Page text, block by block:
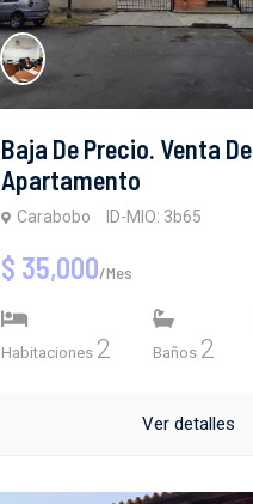
Baja De Precio. Venta
Apartamento
Carabobo ID-MIO: 3b65
$ 35,000/Mes
Habitaciones 2 Baños 2
Ver detalles